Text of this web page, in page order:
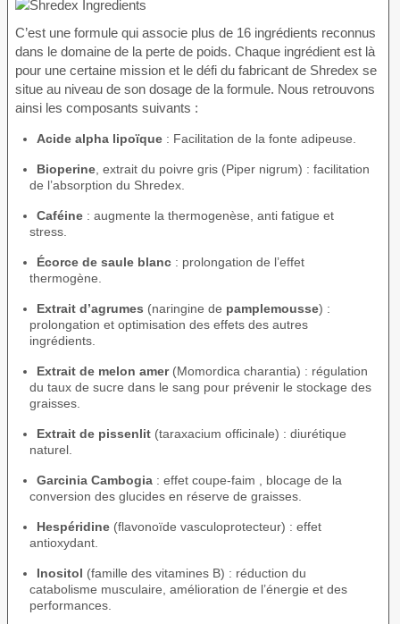
C’est une formule qui associe plus de 16 ingrédients reconnus
dans le domaine de la perte de poids. Chaque ingrédient est là
pour une certaine mission et le défi du fabricant de Shredex se
situe au niveau de son dosage de la formule. Nous retrouvons
ainsi les composants suivants :
Acide alpha lipoïque : Facilitation de la fonte adipeuse.
Bioperine, extrait du poivre gris (Piper nigrum) : facilitation
de l’absorption du Shredex.
Caféine : augmente la thermogenèse, anti fatigue et
stress.
Écorce de saule blanc : prolongation de l’effet
thermogène.
Extrait d’agrumes (naringine de pamplemousse) :
prolongation et optimisation des effets des autres
ingrédients.
Extrait de melon amer(Momordica charantia) : régulation
du taux de sucre dans le sang pour prévenir le stockage des
graisses.
Extrait de pissenlit (taraxacium officinale) : diurétique
naturel.
Garcinia Cambogia : effet coupe-faim , blocage de la
conversion des glucides en réserve de graisses.
Hespéridine (flavonoïde vasculoprotecteur) : effet
antioxydant.
Inositol (famille des vitamines B) : réduction du
catabolisme musculaire, amélioration de l’énergie et des
performances.